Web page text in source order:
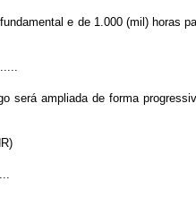
e de 1.000 (mil) horas
será ampliada de forma